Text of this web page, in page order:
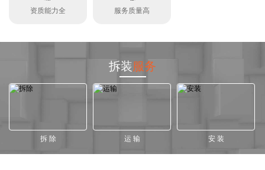
资质能力全 服务质量高
拆装服务
拆 除 运 输 安 装